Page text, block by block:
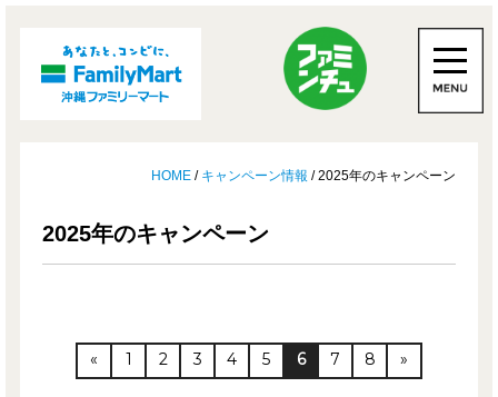
HOME / キャンペーン情報 / 2025年のキャンペーン
2025年のキャンペーン
« 1 2 3 4 5 6 7 8 »